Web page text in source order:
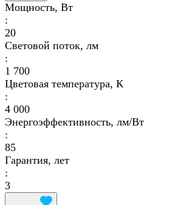
Мощность, Вт
:
20
Световой поток, лм
:
1 700
Цветовая температура, К
:
4 000
Энергоэффективность, лм/Вт
:
85
Гарантия, лет
:
3